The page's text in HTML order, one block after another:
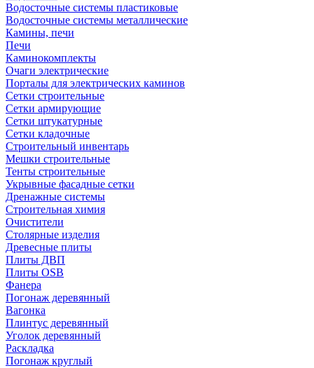
Водосточные системы пластиковые
Водосточные системы металлические
Камины, печи
Печи
Каминокомплекты
Очаги электрические
Порталы для электрических каминов
Сетки строительные
Сетки армирующие
Сетки штукатурные
Сетки кладочные
Строительный инвентарь
Мешки строительные
Тенты строительные
Укрывные фасадные сетки
Дренажные системы
Строительная химия
Очистители
Столярные изделия
Древесные плиты
Плиты ДВП
Плиты OSB
Фанера
Погонаж деревянный
Вагонка
Плинтус деревянный
Уголок деревянный
Раскладка
Погонаж круглый